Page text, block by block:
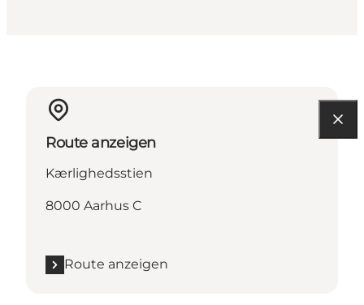
Route anzeigen
Kærlighedsstien
8000 Aarhus C
Route anzeigen